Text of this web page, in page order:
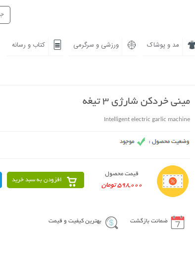
مد و پوشاک ورزشی و سرگرمی کتاب و رسانه
مینی خردکن شارژی 3 تیغه
Intelligent electric garlic machine
قیمت محصول
598,000 تومان
افزودن به سبد خرید
ضمانت بازگشت بهترین کیفیت و قیمت